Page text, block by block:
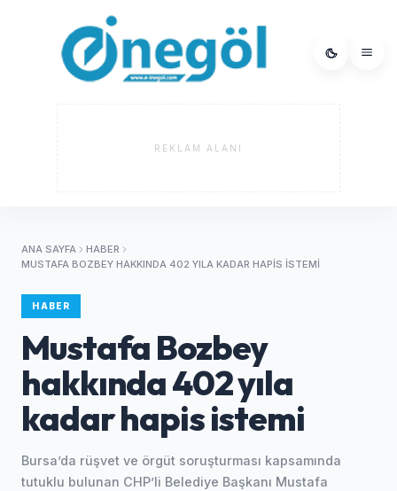
REKLAM ALANI
ANA SAYFA
HABER
MUSTAFA BOZBEY HAKKINDA 402 YILA KADAR HAPIS ISTEMI
HABER
Mustafa Bozbey
hakkında 402 yıla
kadar hapis istemi
Bursa’da rüşvet ve örgüt soruşturması kapsamında
tutuklu bulunan CHP’li Belediye Başkanı Mustafa